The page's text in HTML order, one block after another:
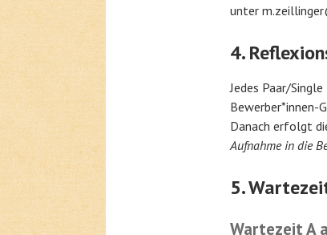
unter
4.
Jedes Paar/
Bewerber*innen-
Danach erfolgt
Aufnahme in die
5.
Wartezeit A